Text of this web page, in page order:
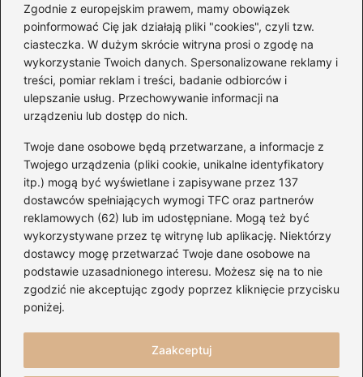
Zgodnie z europejskim prawem, mamy obowiązek
poinformować Cię jak działają pliki "cookies", czyli tzw.
ciasteczka. W dużym skrócie witryna prosi o zgodę na
wykorzystanie Twoich danych. Spersonalizowane reklamy i
treści, pomiar reklam i treści, badanie odbiorców i
ulepszanie usług. Przechowywanie informacji na
urządzeniu lub dostęp do nich.
Twoje dane osobowe będą przetwarzane, a informacje z
Twojego urządzenia (pliki cookie, unikalne identyfikatory
itp.) mogą być wyświetlane i zapisywane przez 137
dostawców spełniających wymogi TFC oraz partnerów
reklamowych (62) lub im udostępniane. Mogą też być
wykorzystywane przez tę witrynę lub aplikację. Niektórzy
dostawcy mogę przetwarzać Twoje dane osobowe na
podstawie uzasadnionego interesu. Możesz się na to nie
zgodzić nie akceptując zgody poprzez kliknięcie przycisku
poniżej.
Zaakceptuj
Kategorie
Artyści (20)
Gitary(156)
Koncerty (145)
Muzyka(157)
Nuty(31)
Serwisy(109)
Sprzęt audio(41)